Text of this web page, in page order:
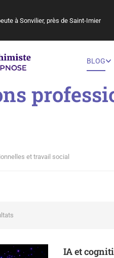
à Sonvilier, près de Saint-Imier
BLOG
et travail social
IA et